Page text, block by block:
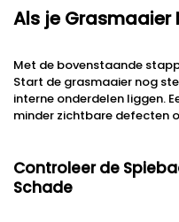
Als je Grasmaaier
Met de bovenstaande
Start de grasmaaier nog
interne onderdelen liggen.
minder zichtbare defecten
Controleer de
Schade